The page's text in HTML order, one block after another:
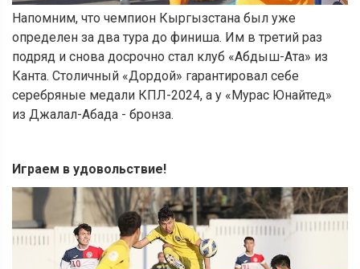
Напомним, что чемпион Кыргызстана был уже
определен за два тура до финиша. Им в третий раз
подряд и снова досрочно стал клуб «Абдыш-Ата» из
Канта. Столичный «Дордой» гарантировал себе
серебряные медали КПЛ-2024, а у «Мурас Юнайтед»
из Джалал-Абада - бронза.
Играем в удовольствие!